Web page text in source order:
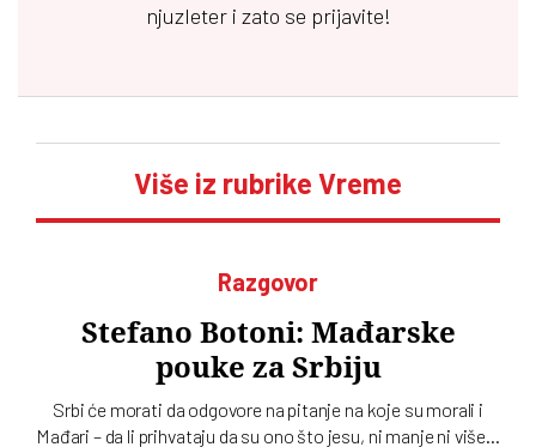
njuzleter i zato se prijavite!
Više iz rubrike Vreme
Razgovor
Stefano Botoni: Mađarske
pouke za Srbiju
Srbi će morati da odgovore na pitanje na koje su morali i
Mađari – da li prihvataju da su ono što jesu, ni manje ni više…